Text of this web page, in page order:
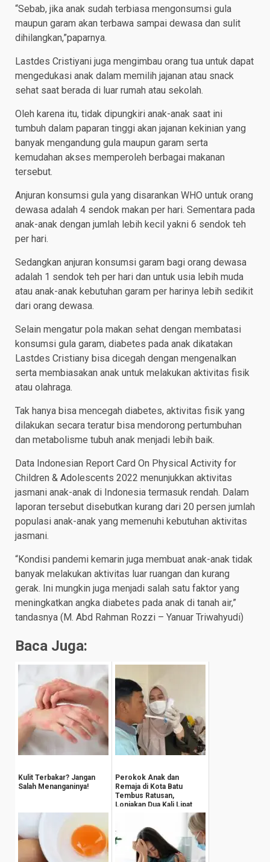
“Sebab, jika anak sudah terbiasa mengonsumsi gula
maupun garam akan terbawa sampai dewasa dan sulit
dihilangkan,”paparnya.
Lastdes Cristiyani juga mengimbau orang tua untuk dapat
mengedukasi anak dalam memilih jajanan atau snack
sehat saat berada di luar rumah atau sekolah.
Oleh karena itu, tidak dipungkiri anak-anak saat ini
tumbuh dalam paparan tinggi akan jajanan kekinian yang
banyak mengandung gula maupun garam serta
kemudahan akses memperoleh berbagai makanan
tersebut.
Anjuran konsumsi gula yang disarankan WHO untuk orang
dewasa adalah 4 sendok makan per hari. Sementara pada
anak-anak dengan jumlah lebih kecil yakni 6 sendok teh
per hari.
Sedangkan anjuran konsumsi garam bagi orang dewasa
adalah 1 sendok teh per hari dan untuk usia lebih muda
atau anak-anak kebutuhan garam per harinya lebih sedikit
dari orang dewasa.
Selain mengatur pola makan sehat dengan membatasi
konsumsi gula garam, diabetes pada anak dikatakan
Lastdes Cristiany bisa dicegah dengan mengenalkan
serta membiasakan anak untuk melakukan aktivitas fisik
atau olahraga.
Tak hanya bisa mencegah diabetes, aktivitas fisik yang
dilakukan secara teratur bisa mendorong pertumbuhan
dan metabolisme tubuh anak menjadi lebih baik.
Data Indonesian Report Card On Physical Activity for
Children & Adolescents 2022 menunjukkan aktivitas
jasmani anak-anak di Indonesia termasuk rendah. Dalam
laporan tersebut disebutkan kurang dari 20 persen jumlah
populasi anak-anak yang memenuhi kebutuhan aktivitas
jasmani.
“Kondisi pandemi kemarin juga membuat anak-anak tidak
banyak melakukan aktivitas luar ruangan dan kurang
gerak. Ini mungkin juga menjadi salah satu faktor yang
meningkatkan angka diabetes pada anak di tanah air,”
tandasnya (M. Abd Rahman Rozzi – Yanuar Triwahyudi)
Baca Juga:
Kulit Terbakar? Jangan
Salah Menanganinya!
Perokok Anak dan
Remaja di Kota Batu
Tembus Ratusan,
Lonjakan Dua Kali Lipat